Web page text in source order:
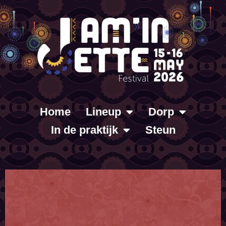
Home Lineup
Dorp
In de praktijk
Steun